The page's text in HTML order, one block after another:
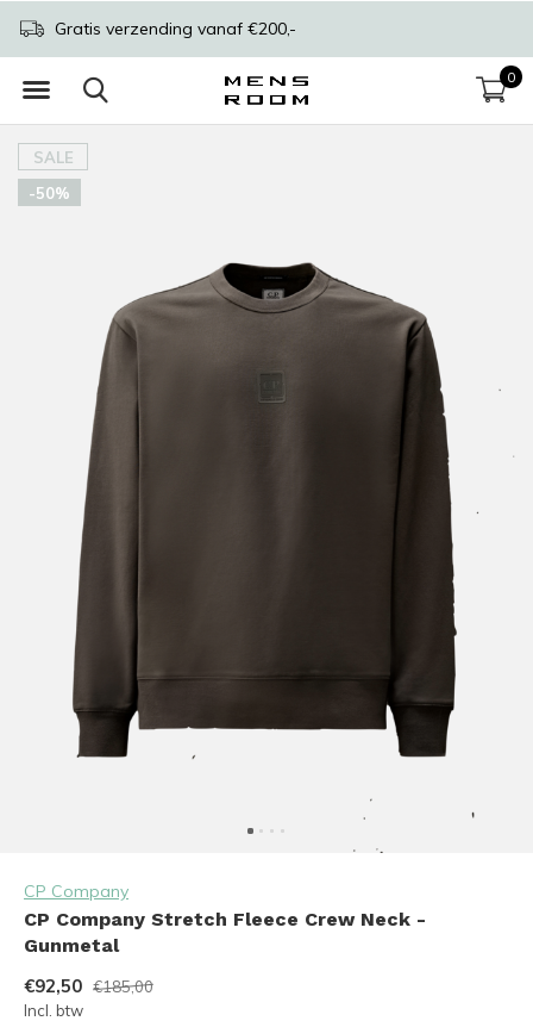
0
Gratis verzending vanaf €200,-
SALE
-50%
CP Company
CP Company Stretch Fleece Crew Neck -
Gunmetal
€92,50 €185,00
Incl. btw